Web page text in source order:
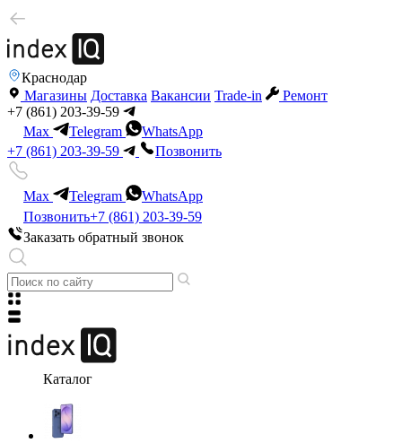
Краснодар
Магазины Доставка Вакансии Trade-in
Ремонт
+7 (861) 203-39-59
Max
Telegram
WhatsApp
+7 (861) 203-39-59
Позвонить
Max Telegram
WhatsApp
Позвонить+7 (861) 203-39-59
Заказать обратный звонок
Каталог